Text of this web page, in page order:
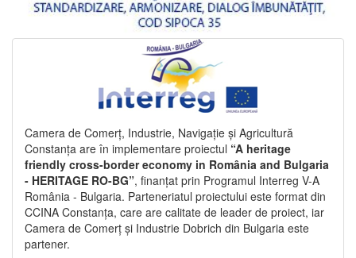
Camera de Comerț, Industrie, Navigație și Agricultură
Constanța are în implementare proiectul “A heritage
friendly cross-border economy in România and Bulgaria
- HERITAGE RO-BG”, finanțat prin Programul Interreg V-A
România - Bulgaria. Parteneriatul proiectului este format din
CCINA Constanța, care are calitate de leader de proiect, iar
Camera de Comerț și Industrie Dobrich din Bulgaria este
partener.